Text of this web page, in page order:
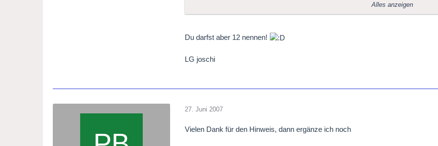
3 BERG Alban
5 ZIMMERMANN Bernd Alois
7 DONIZETTI Gaetano
10 BIZET Georges
LG Peter
Alles anzeigen
Du darfst aber 12 nennen!
LG joschi
27. Juni 2007
Vielen Dank für den Hinweis, dann ergänze ich noch